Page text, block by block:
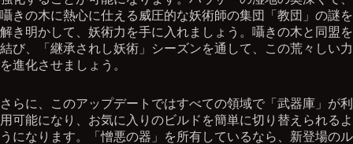
囁きの木に熱心に仕える威圧的な妖術師の集団「教団」の謎を
解き明かして、妖術力を手に入れましょう。囁きの木と同盟を
結び、「継承されし妖術」シーズンを通して、この荒々しい力
を進化させましょう。
さらに、このアップデートではすべての領域で「武器庫」が利
用可能になり、お気に入りのビルドを簡単に切り替えられるよ
うになります。「憎悪の器」を所有しているなら、新登場のル